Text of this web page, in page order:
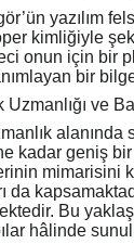
yazılım
kimliğiyle
onun için bir
bir
ve
kadar geniş
da
Bu
hâlinde